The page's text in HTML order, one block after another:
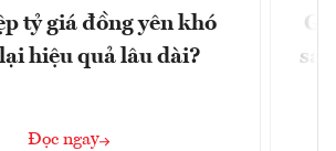
tỷ giá đồng yên khó
hiệu quả lâu dài?
Đọc ngay